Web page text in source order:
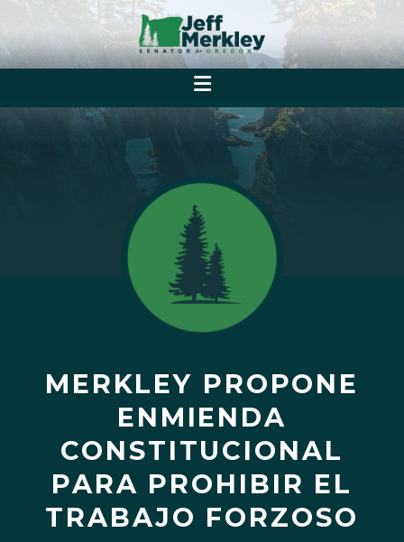
MERKLEY PROPONE
ENMIENDA
CONSTITUCIONAL
PARA PROHIBIR EL
TRABAJO FORZOSO